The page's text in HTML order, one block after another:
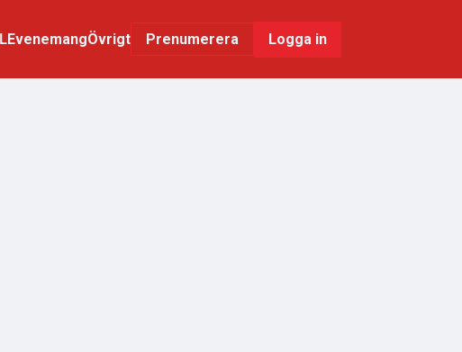
EvenemangÖvrigt Prenumerera Logga in